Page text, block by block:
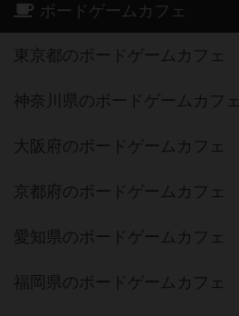
ボードゲームカフェ
東京都のボードゲームカフェ
神奈川県のボードゲームカフェ
大阪府のボードゲームカフェ
京都府のボードゲームカフェ
愛知県のボードゲームカフェ
福岡県のボードゲームカフェ